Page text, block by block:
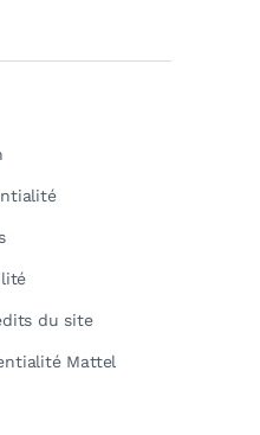
du site
Mattel